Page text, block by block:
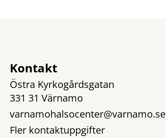
Kontakt
Östra Kyrkogårdsgatan
331 31 Värnamo
varnamohalsocenter@varnamo.se
Fler kontaktuppgifter